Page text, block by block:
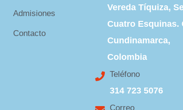
Admisiones
Contacto
Vereda Tíquiza,
Cuatro Esquinas.
Cundinamarca,
Colombia
Teléfono
314 723 5076
Correo